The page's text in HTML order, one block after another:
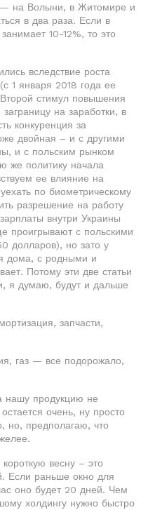
на Волыни, в Житомире и
в два раза. Если в
10-12%, то это
вследствие роста
1 января 2018 года ее
стимул повышения
на заработки, в
конкуренция за
двойная – и с другими
и с польским рынком
же политику начала
ее влияние на
по биометрическому
разрешение на работу
внутри Украины
проигрывают с польскими
долларов), но зато у
дома, с родными и
Потому эти две статьи
я думаю, будут и дальше
запчасти,
газ — все подорожало,
нашу продукцию не
очень, ну просто
но, предполагаю, что
весну – это
Если раньше окно для
оно будет 20 дней. Чем
холдингу нужно быстро